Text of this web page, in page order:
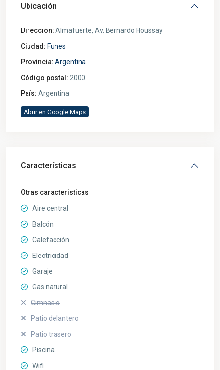
Ubicación
Dirección: Almafuerte, Av. Bernardo Houssay
Ciudad: Funes
Provincia: Argentina
Código postal: 2000
País: Argentina
Abrir en Google Maps
Características
Otras caracteristicas
Aire central
Balcón
Calefacción
Electricidad
Garaje
Gas natural
Gimnasio
Patio delantero
Patio trasero
Piscina
Wifi